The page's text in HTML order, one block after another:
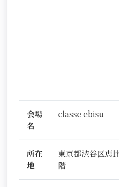
会場
名
classe ebisu
所在
地
東京都渋谷区恵
階